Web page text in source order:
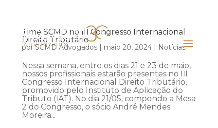
Time SCMD no III Congresso Internacional
Direito Tributário
porSCMD Advogados| maio 20, 2024| Notícias
Nessa semana, entre os dias 21 e 23 de maio,
nossos profissionais estarão presentes no III
Congresso Internacional Direito Tributário,
promovido pelo Instituto de Aplicação do
Tributo (IAT). No dia 21/05, compondo a Mesa
2 do Congresso, o sócio André Mendes
Moreira...